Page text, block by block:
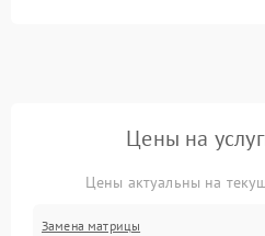
Цены на
Цены актуальны на
Замена матрицы